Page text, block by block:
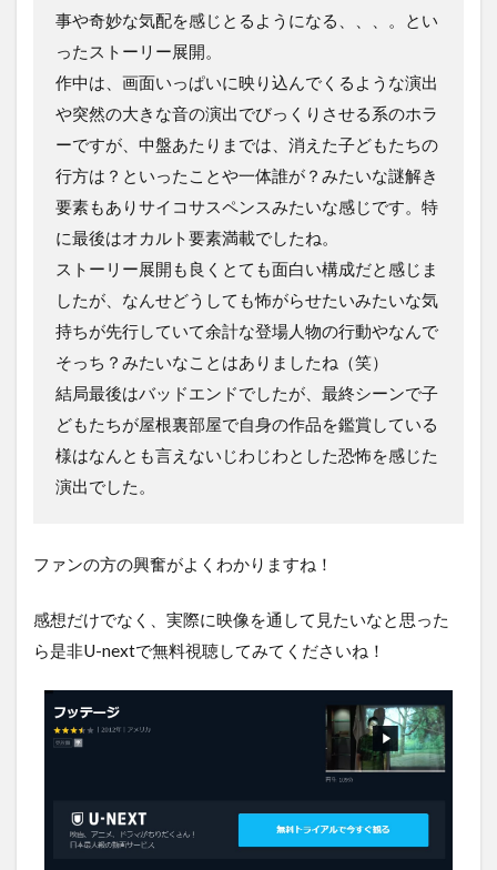
事や奇妙な気配を感じとるようになる、、、。とい
ったストーリー展開。
作中は、画面いっぱいに映り込んでくるような演出
や突然の大きな音の演出でびっくりさせる系のホラ
ーですが、中盤あたりまでは、消えた子どもたちの
行方は？といったことや一体誰が？みたいな謎解き
要素もありサイコサスペンスみたいな感じです。特
に最後はオカルト要素満載でしたね。
ストーリー展開も良くとても面白い構成だと感じま
したが、なんせどうしても怖がらせたいみたいな気
持ちが先行していて余計な登場人物の行動やなんで
そっち？みたいなことはありましたね（笑）
結局最後はバッドエンドでしたが、最終シーンで子
どもたちが屋根裏部屋で自身の作品を鑑賞している
様はなんとも言えないじわじわとした恐怖を感じた
演出でした。
ファンの方の興奮がよくわかりますね！
感想だけでなく、実際に映像を通して見たいなと思った
ら是非U-nextで無料視聴してみてくださいね！